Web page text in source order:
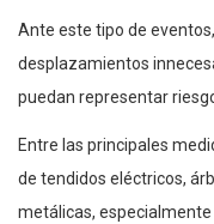
Ante este tipo de
desplazamientos
puedan representar
Entre las principales
de tendidos eléctricos,
metálicas,